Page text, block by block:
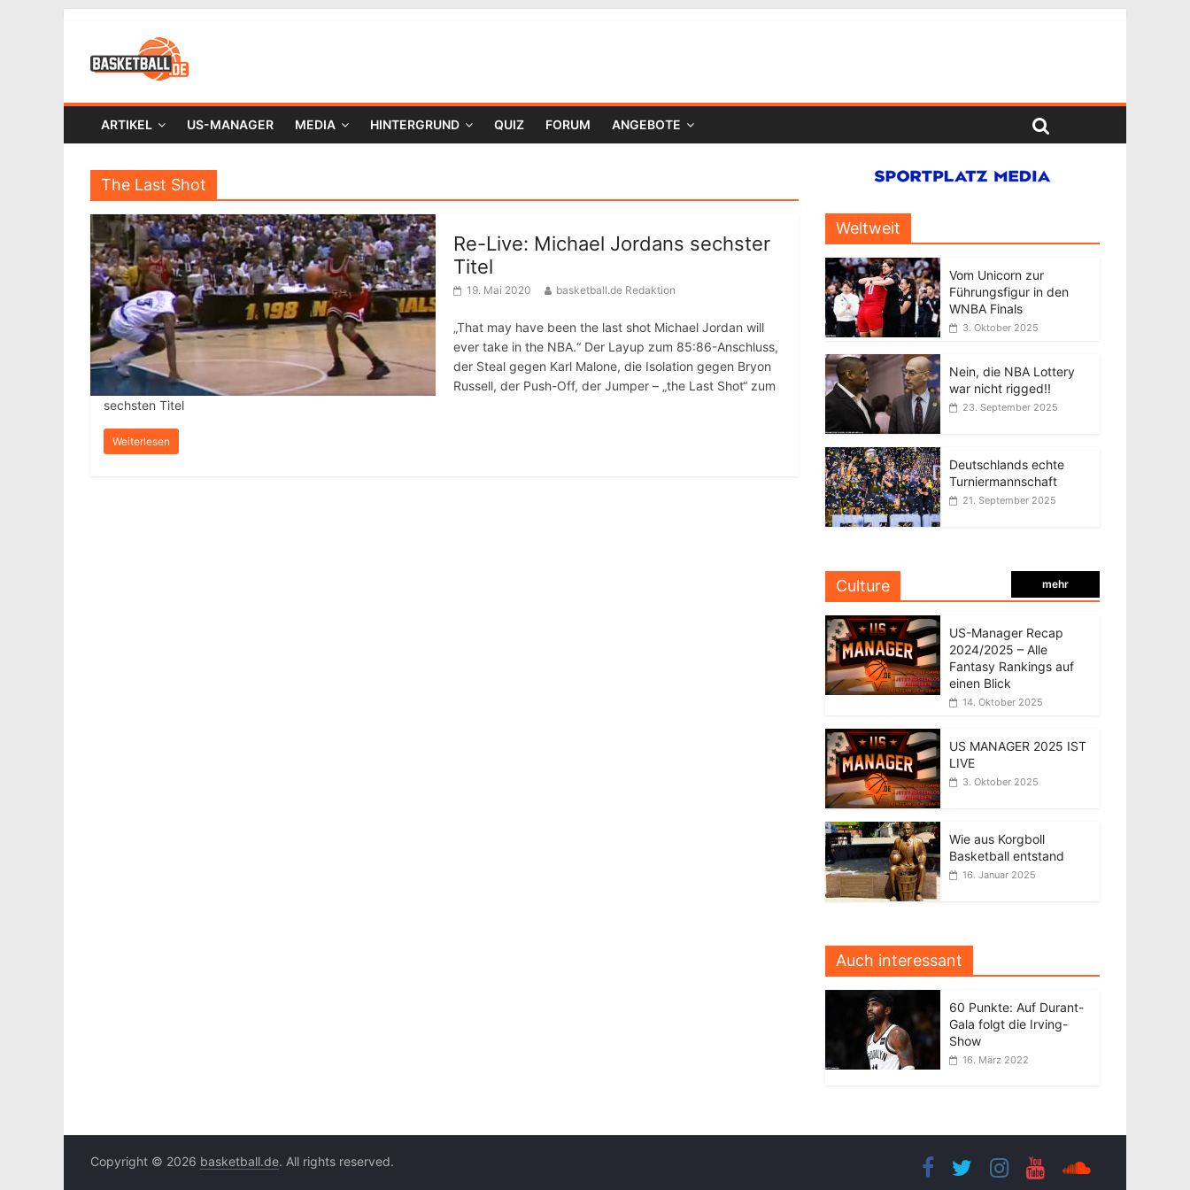
ARTIKEL US-MANAGER MEDIA HINTERGRUND QUIZ FORUM ANGEBOTE
The Last Shot
Re-Live: Michael Jordans sechster
Titel
19. Mai 2020 basketball.de Redaktion
„That may have been the last shot Michael Jordan will
ever take in the NBA.“ Der Layup zum 85:86-Anschluss,
der Steal gegen Karl Malone, die Isolation gegen Bryon
Russell, der Push-Off, der Jumper – „the Last Shot“ zum
sechsten Titel
Weiterlesen
Weltweit
Vom Unicorn zur
Führungsfigur in den
WNBA Finals
3. Oktober 2025
Nein, die NBA Lottery
war nicht rigged!!
23. September 2025
Deutschlands echte
Turniermannschaft
21. September 2025
Culture mehr
US-Manager Recap
2024/2025 – Alle
Fantasy Rankings auf
einen Blick
14. Oktober 2025
US MANAGER 2025 IST
LIVE
3. Oktober 2025
Wie aus Korgboll
Basketball entstand
16. Januar 2025
Auch interessant
60 Punkte: Auf Durant-
Gala folgt die Irving-
Show
16. März 2022
Copyright © 2026 basketball.de. All rights reserved.